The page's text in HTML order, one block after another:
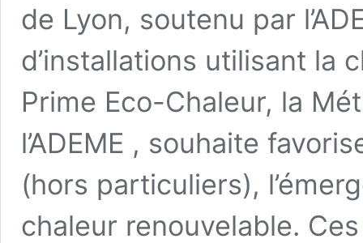
de Lyon, soutenu par
d’installations utilisant la
Prime Eco-Chaleur, la
l’ADEME , souhaite
(hors particuliers),
chaleur renouvelable.